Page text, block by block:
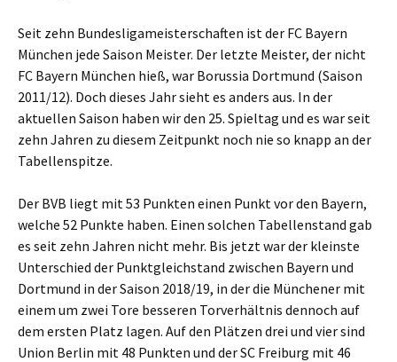
Seit zehn Bundesligameisterschaften ist der FC Bayern
München jede Saison Meister. Der letzte Meister, der nicht
FC Bayern München hieß, war Borussia Dortmund (Saison
2011/12). Doch dieses Jahr sieht es anders aus. In der
aktuellen Saison haben wir den 25. Spieltag und es war seit
zehn Jahren zu diesem Zeitpunkt noch nie so knapp an der
Tabellenspitze.
Der BVB liegt mit 53 Punkten einen Punkt vor den Bayern,
welche 52 Punkte haben. Einen solchen Tabellenstand gab
es seit zehn Jahren nicht mehr. Bis jetzt war der kleinste
Unterschied der Punktgleichstand zwischen Bayern und
Dortmund in der Saison 2018/19, in der die Münchener mit
einem um zwei Tore besseren Torverhältnis dennoch auf
dem ersten Platz lagen. Auf den Plätzen drei und vier sind
Union Berlin mit 48 Punkten und der SC Freiburg mit 46